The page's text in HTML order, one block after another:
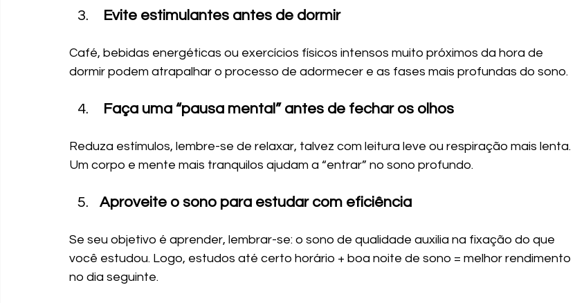
Evite estimulantes antes de dormir
Café, bebidas energéticas ou exercícios físicos intensos muito próximos da hora de
dormir podem atrapalhar o processo de adormecer e as fases mais profundas do sono.
Faça uma “pausa mental” antes de fechar os olhos
Reduza estímulos, lembre-se de relaxar, talvez com leitura leve ou respiração mais lenta.
Um corpo e mente mais tranquilos ajudam a “entrar” no sono profundo.
Aproveite o sono para estudar com eficiência
Se seu objetivo é aprender, lembrar-se: o sono de qualidade auxilia na fixação do que
você estudou. Logo, estudos até certo horário + boa noite de sono = melhor rendimento
no dia seguinte.